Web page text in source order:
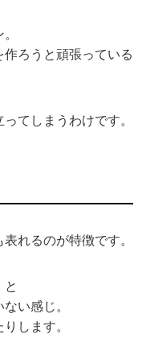
ろうと頑張っている
てしまうわけです。
れるのが特徴です。
と
い感じ。
します。